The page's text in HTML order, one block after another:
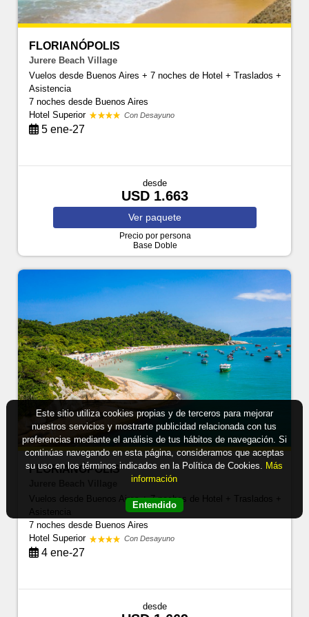
FLORIANÓPOLIS
Jurere Beach Village
Vuelos desde Buenos Aires + 7 noches de Hotel + Traslados +
Asistencia
7 nochesdesde Buenos Aires
Hotel Superior
Con Desayuno
5 ene-27
desde
USD 1.663
Ver paquete
Precio por persona
Base Doble
FLORIANÓPOLIS
Vuelos desde Buenos Aires + 7 noches de Hotel + Traslados +
Asistencia
7 nochesdesde Buenos Aires
Hotel Superior
Con Desayuno
4 ene-27
desde
Este sitio utiliza cookies propias y de terceros para mejorar
nuestros servicios y mostrarte publicidad relacionada con tus
preferencias mediante el análisis de tus hábitos de navegación. Si
continúas navegando en esta página, consideramos que aceptas
su uso en los términos indicados en la Política de Cookies. Más
información
Entendido